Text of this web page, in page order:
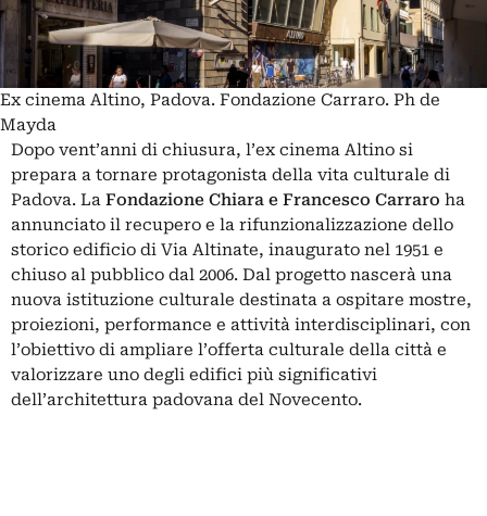
Ex cinema Altino, Padova. Fondazione Carraro. Ph de
Mayda
Dopo vent’anni di chiusura, l’ex cinema Altino si
prepara a tornare protagonista della vita culturale di
Padova. La Fondazione Chiara e Francesco Carraro ha
annunciato il recupero e la rifunzionalizzazione dello
storico edificio di Via Altinate, inaugurato nel 1951 e
chiuso al pubblico dal 2006. Dal progetto nascerà una
nuova istituzione culturale destinata a ospitare mostre,
proiezioni, performance e attività interdisciplinari, con
l’obiettivo di ampliare l’offerta culturale della città e
valorizzare uno degli edifici più significativi
dell’architettura padovana del Novecento.